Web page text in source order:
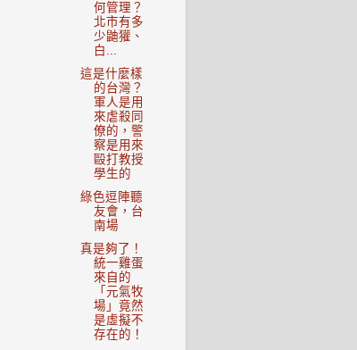
何管理？
北市有多
少鼬獾、
白...
這是什麼樣
的台灣？
軍人是用
來虐殺同
僚的，警
察是用來
毆打教授
學生的
綠色逗陣聽
友會，台
南場
真是夠了！
統一雞蛋
來自的
「元氣牧
場」竟然
是虛擬不
存在的！